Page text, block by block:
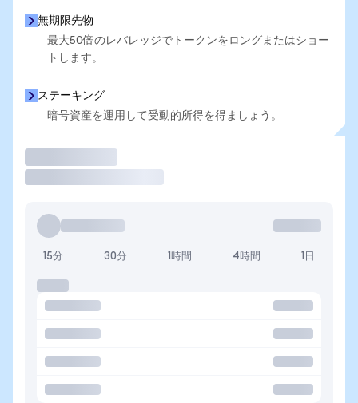
無期限先物
最大50倍のレバレッジでトークンをロングまたはショー
トします。
ステーキング
暗号資産を運用して受動的所得を得ましょう。
15分 30分 1時間 4時間 1日